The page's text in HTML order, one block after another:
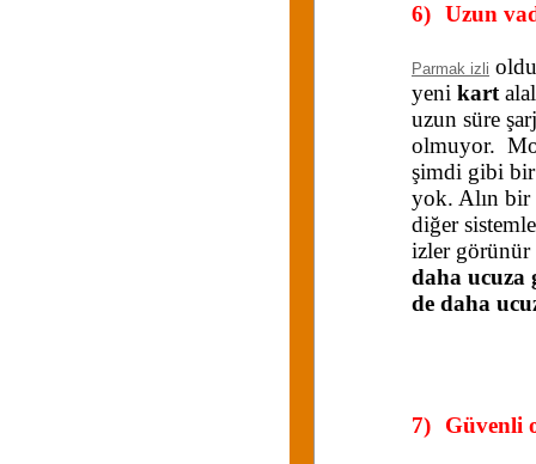
6) Uzun
Parmak izli
yeni kart
uzun süre
olmuyor.
şimdi gibi bir
yok. Alın bir
diğer
izler görünür
daha ucuza
de daha
7) Güvenli